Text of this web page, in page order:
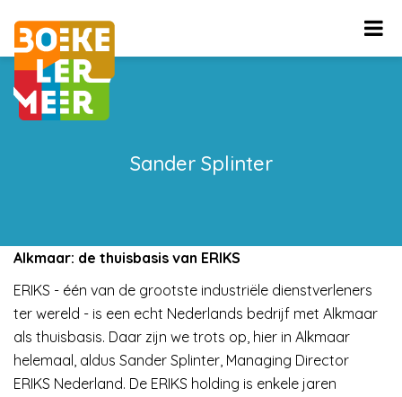
Sander Splinter
Alkmaar: de thuisbasis van ERIKS
ERIKS - één van de grootste industriële dienstverleners
ter wereld - is een echt Nederlands bedrijf met Alkmaar
als thuisbasis. Daar zijn we trots op, hier in Alkmaar
helemaal, aldus Sander Splinter, Managing Director
ERIKS Nederland. De ERIKS holding is enkele jaren